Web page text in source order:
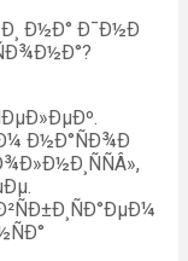
Ð½Ð° Ð¯Ð½Ð
Ð½Ð°ÑÐ¾Ð